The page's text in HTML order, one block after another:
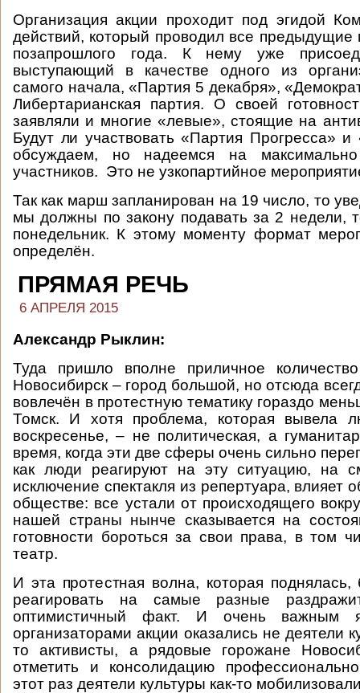
Организация акции проходит под эгидой
действий, который проводил все
позапрошлого года. К нему уже
выступающий в качестве одного из
самого начала, «Партия 5 декабря»,
Либертарианская партия. О своей
заявляли и многие «левые», стоящие на
Будут ли участвовать «Партия Прогресса»
обсуждаем, но надеемся на
участников. Это не узкопартийное
Так как марш запланирован на 19 число, то
мы должны по закону подавать за 2 недели,
понедельник. К этому моменту формат
определён.
ПРЯМАЯ РЕЧЬ
6 АПРЕЛЯ 2015
Александр Рыклин:
Туда пришло вполне приличное
Новосибирск – город большой, но отсюда
вовлечён в протестную тематику гораздо
Томск. И хотя проблема, которая вывела
воскресенье, – не политическая, а
время, когда эти две сферы очень сильно
как люди реагируют на эту ситуацию, на
исключение спектакля из репертуара, влияет
обществе: все устали от происходящего
нашей страны нынче сказывается на
готовности бороться за свои права, в том
театр.
И эта протестная волна, которая поднялась,
реагировать на самые разные
оптимистичный факт. И очень важным
организаторами акции оказались не деятели
то активисты, а рядовые горожане
отметить и консолидацию
этот раз деятели культуры как-то